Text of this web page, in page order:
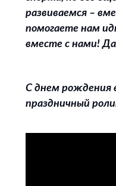
развиваемся –
помогаете нам
вместе с нами!
С днем рождения
праздничный